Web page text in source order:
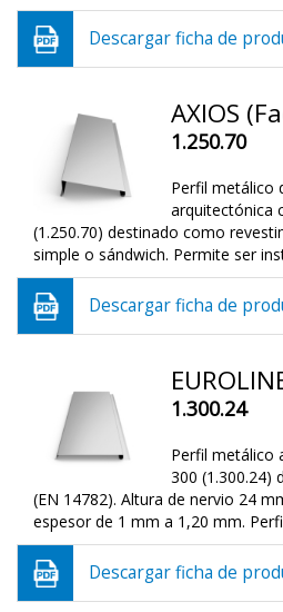
Descargar ficha de
AXIOS
1.250.70
Perfil metálico
arquitectónica
(1.250.70) destinado como
simple o sándwich. Permite ser
Descargar ficha de
1.300.24
Perfil metálico
300 (1.300.24)
(EN 14782). Altura de nervio 24
espesor de 1 mm a 1,20 mm.
Descargar ficha de